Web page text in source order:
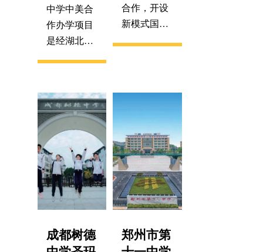
中学中美合
作办学项目
是经湖北省
育项目，学
生同时拥有
武汉二中和
美国圣玛丽
中学学籍，
毕业可获得
中美双方颁
发的高中毕
业证。项目
成功融合中
合作，开设
新模式国际
外王，笃学
致远”为办学
宗旨，通过
双轨制升
学、中西融
合课程、权
威师资及高
性价比路
径，为学生
提供兼具学
成都树德
郑州市第